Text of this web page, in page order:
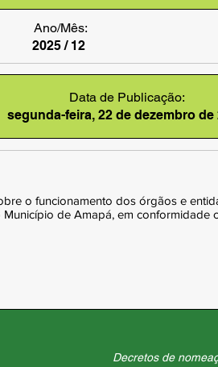
Ano/Mês:
2025 / 12
Data de Publicação:
segunda-feira, 22 de dezembro de
o funcionamento dos órgãos e
de Amapá, em conformidade
Decretos de